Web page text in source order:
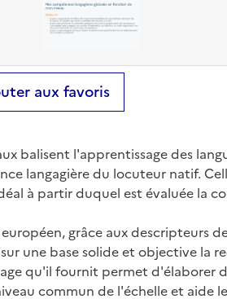
aux favoris
balisent l'apprentissage des
langagière du locuteur natif.
à partir duquel est évaluée la
européen, grâce aux descripteurs
une base solide et objective la
qu'il fournit permet d'élaborer
commun de l'échelle et aide